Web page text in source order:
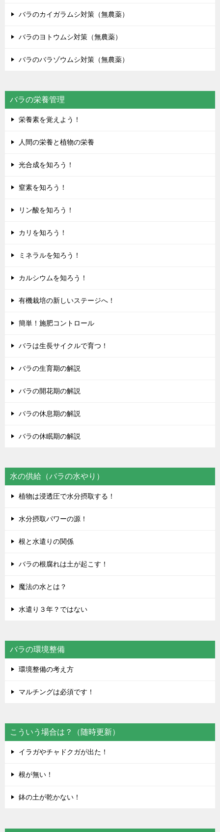
バラのカイガラムシ対策（無農薬）
バラのヨトウムシ対策（無農薬）
バラのバラゾウムシ対策（無農薬）
バラの栄養管理
栄養素を覚えよう！
人間の栄養と植物の栄養
光合成を知ろう！
窒素を知ろう！
リン酸を知ろう！
カリを知ろう！
ミネラルを知ろう！
カルシウムを知ろう！
有機栽培の新しいステージへ！
簡単！施肥コントロール
バラは生長サイクルで育つ！
バラの生育期の解説
バラの開花期の解説
バラの休息期の解説
バラの休眠期の解説
水の供給（バラの水やり）
植物は浸透圧で水分摂取する！
水分摂取パワーの源！
根と水遣りの関係
バラの根腐れは土が起こす！
魔法の水とは？
水遣り３年？ではない
バラの環境整備
環境整備の考え方
マルチングは必須です！
こういう場合は？（随時更新）
イラガやチャドクガが出た！
根が無い！
鉢の土が乾かない！